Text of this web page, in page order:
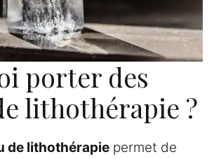
porter des
lithothérapie ?
de lithothérapie permet de